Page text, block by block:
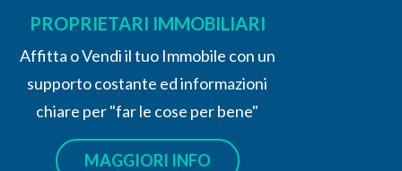
PROPRIETARI IMMOBILIARI
Affitta o Vendi il tuo Immobile con un
supporto costante ed informazioni
chiare per "far le cose per bene"
MAGGIORI INFO